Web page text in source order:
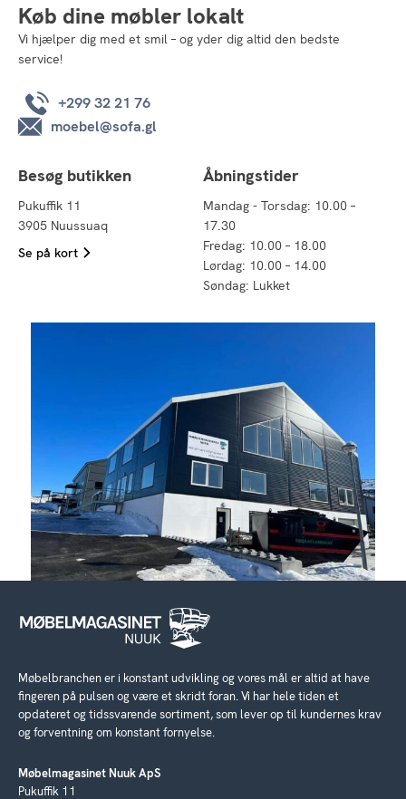
Køb dine møbler lokalt
Vi hjælper dig med et smil – og yder dig altid den bedste
service!
+299 32 21 76
moebel@sofa.gl
Besøg butikken
Pukuffik 11
3905 Nuussuaq
Se på kort
Åbningstider
Mandag - Torsdag: 10.00 –
17.30
Fredag: 10.00 – 18.00
Lørdag: 10.00 – 14.00
Søndag: Lukket
Møbelbranchen er i konstant udvikling og vores mål er altid at have
fingeren på pulsen og være et skridt foran. Vi har hele tiden et
opdateret og tidssvarende sortiment, som lever op til kundernes krav
og forventning om konstant fornyelse.
Møbelmagasinet Nuuk ApS
Pukuffik 11